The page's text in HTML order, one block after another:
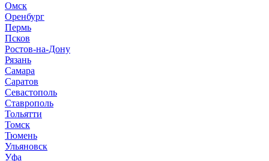
Омск
Оренбург
Пермь
Псков
Ростов-на-Дону
Рязань
Самара
Саратов
Севастополь
Ставрополь
Тольятти
Томск
Тюмень
Ульяновск
Уфа